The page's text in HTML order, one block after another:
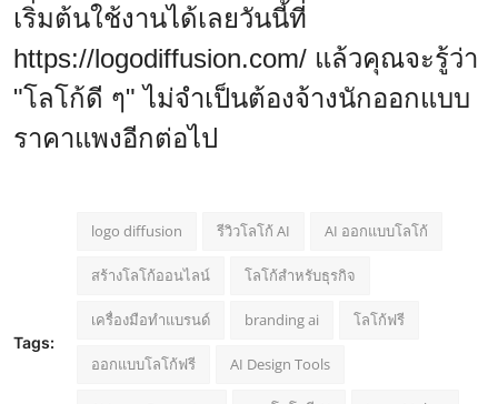
เริ่มต้นใช้งานได้เลยวันนี้ที่
https://logodiffusion.com/ แล้วคุณจะรู้ว่า
"โลโก้ดี ๆ" ไม่จำเป็นต้องจ้างนักออกแบบ
ราคาแพงอีกต่อไป
Tags:
logo diffusion รีวิวโลโก้ AI AI ออกแบบโลโก้
สร้างโลโก้ออนไลน์ โลโก้สำหรับธุรกิจ
เครื่องมือทำแบรนด์ branding ai โลโก้ฟรี
ออกแบบโลโก้ฟรี AI Design Tools